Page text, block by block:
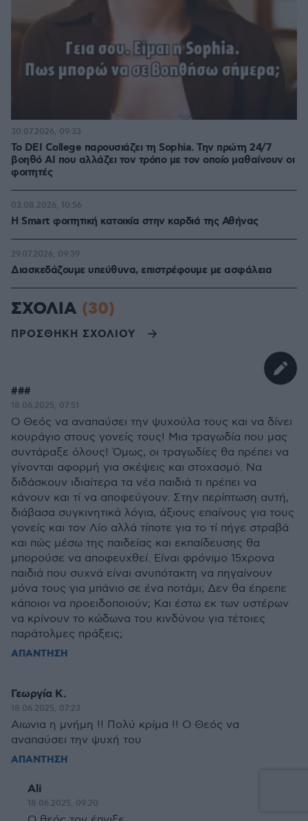
Το DEI College παρουσιάζει τη Sophia. Την πρώτη 24/7
βοηθό AI που αλλάζει τον τρόπο με τον οποίο μαθαίνουν οι
φοιτητές
30.07.2026, 09:33
Η Smart φοιτητική κατοικία στην καρδιά της Αθήνας
03.08.2026, 10:56
Διασκεδάζουμε υπεύθυνα, επιστρέφουμε με ασφάλεια
29.07.2026, 09:39
ΣΧΟΛΙΑ (30)
ΠΡΟΣΘΗΚΗ ΣΧΟΛΙΟΥ
###
18.06.2025, 07:51
Ο Θεός να αναπαύσει την ψυχούλα τους και να δίνει
κουράγιο στους γονείς τους! Μια τραγωδία που μας
συντάραξε όλους! Όμως, οι τραγωδίες θα πρέπει να
γίνονται αφορμή για σκέψεις και στοχασμό. Να
διδάσκουν ιδιαίτερα τα νέα παιδιά τι πρέπει να
κάνουν και τί να αποφεύγουν. Στην περίπτωση αυτή,
διάβασα συγκινητικά λόγια, άξιους επαίνους για τους
γονείς και τον Λίο αλλά τίποτε για το τί πήγε στραβά
και πώς μέσω της παιδείας και εκπαίδευσης θα
μπορούσε να αποφευχθεί. Είναι φρόνιμο 15χρονα
παιδιά που συχνά είναι ανυπότακτη να πηγαίνουν
μόνα τους για μπάνιο σε ένα ποτάμι; Δεν θα έπρεπε
κάποιοι να προειδοποιούν; Και έστω εκ των υστέρων
να κρίνουν το κώδωνα του κινδύνου για τέτοιες
παράτολμες πράξεις;
ΑΠΑΝΤΗΣΗ
Γεωργία Κ.
18.06.2025, 07:23
Αιωνια η μνήμη !! Πολύ κρίμα !! Ο Θεός να
αναπαύσει την ψυχή του
ΑΠΑΝΤΗΣΗ
Ali
18.06.2025, 09:20